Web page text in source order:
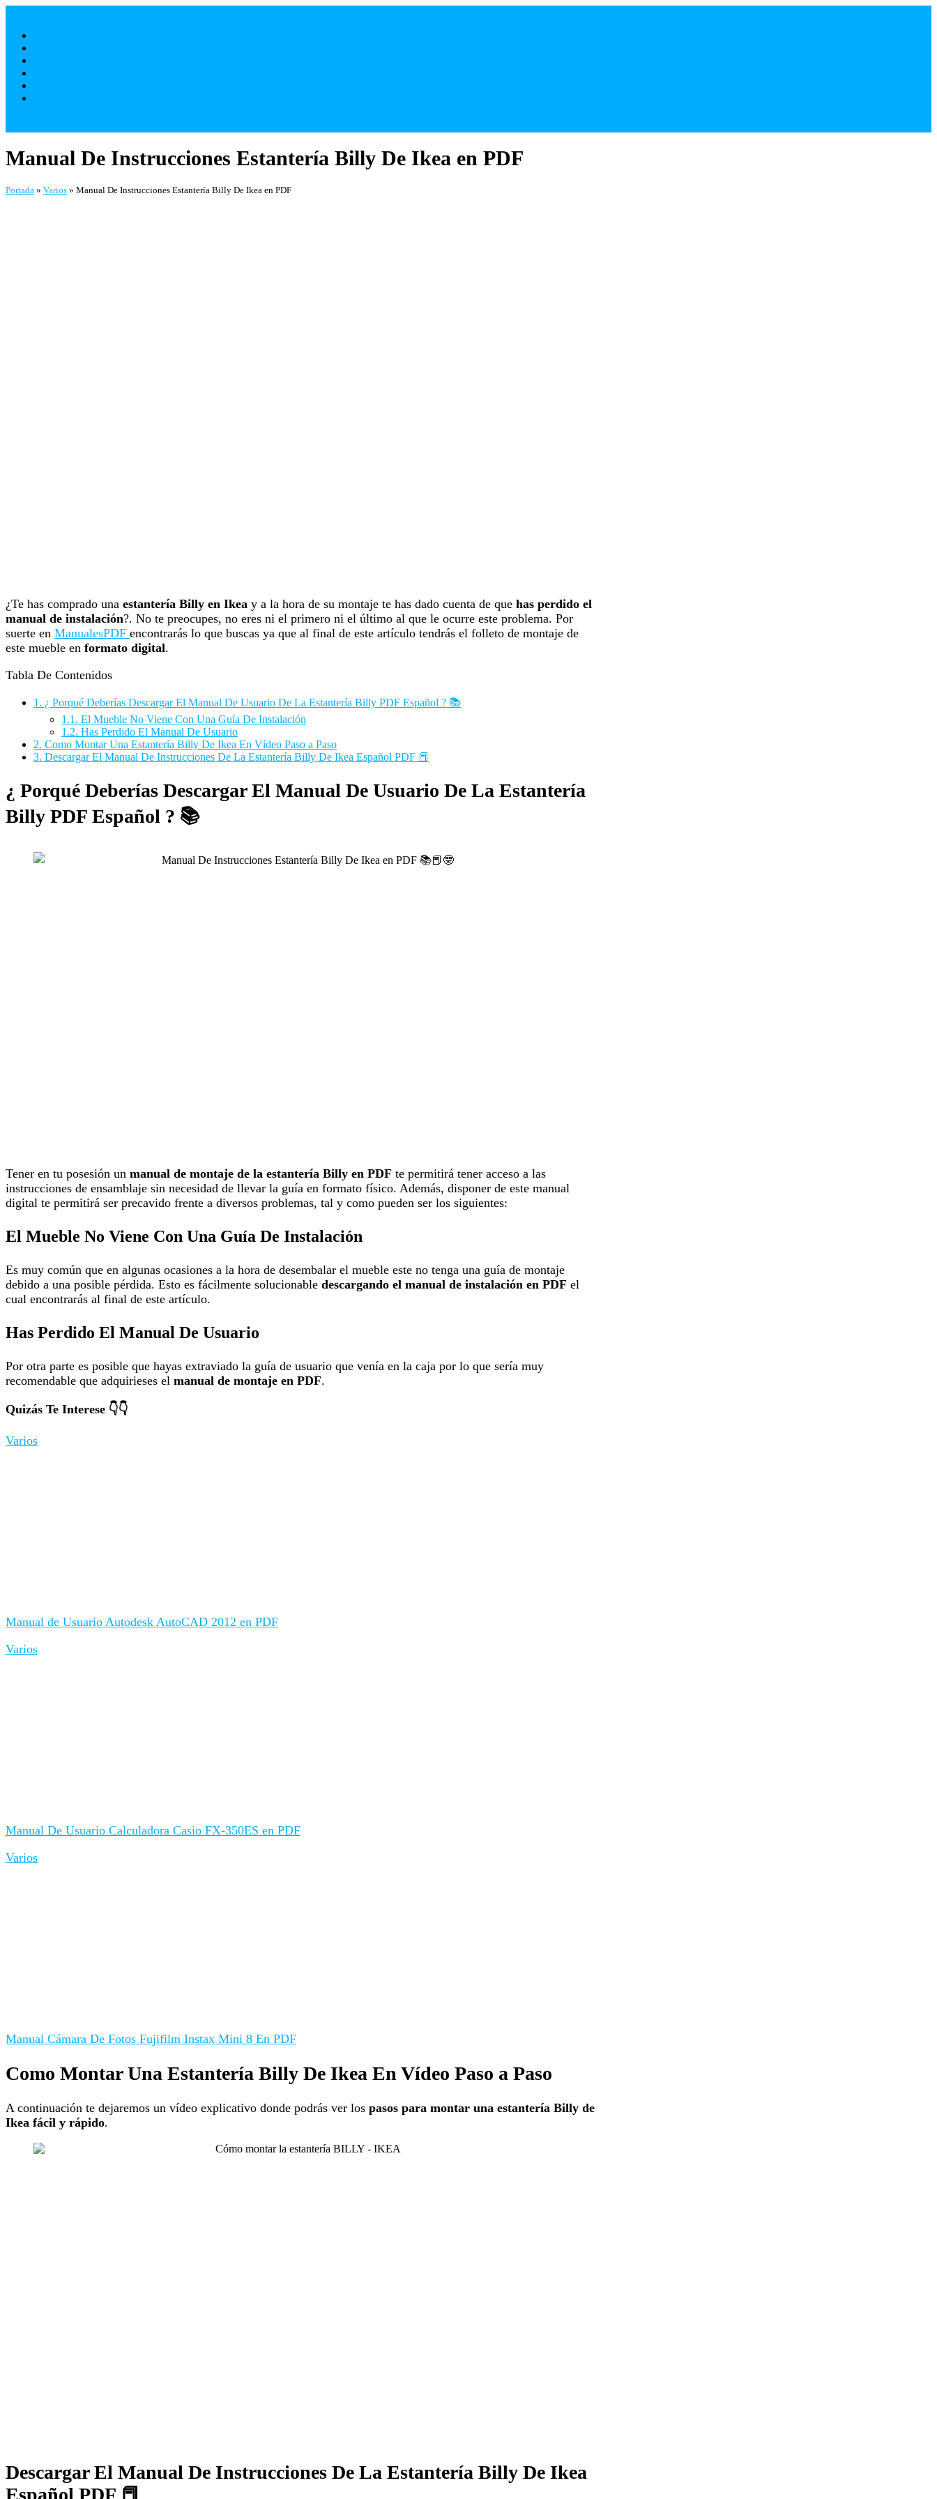
contenido
Manual De Instrucciones Estantería Billy De Ikea en PDF
Portada » Varios » Manual De Instrucciones Estantería Billy De Ikea en PDF
¿Te has comprado una estantería Billy en Ikea y a la hora de su montaje te has dado cuenta de que has perdido el
manual de instalación?. No te preocupes, no eres ni el primero ni el último al que le ocurre este problema. Por
suerte en ManualesPDF encontrarás lo que buscas ya que al final de este artículo tendrás el folleto de montaje de
este mueble en formato digital.
Tabla De Contenidos
1. ¿ Porqué Deberías Descargar El Manual De Usuario De La Estantería Billy PDF Español ? 📚
1.1. El Mueble No Viene Con Una Guía De Instalación
1.2. Has Perdido El Manual De Usuario
2. Como Montar Una Estantería Billy De Ikea En Vídeo Paso a Paso
3. Descargar El Manual De Instrucciones De La Estantería Billy De Ikea Español PDF 📕
¿ Porqué Deberías Descargar El Manual De Usuario De La Estantería
Billy PDF Español ? 📚
Tener en tu posesión un manual de montaje de la estantería Billy en PDF te permitirá tener acceso a las
instrucciones de ensamblaje sin necesidad de llevar la guía en formato físico. Además, disponer de este manual
digital te permitirá ser precavido frente a diversos problemas, tal y como pueden ser los siguientes:
El Mueble No Viene Con Una Guía De Instalación
Es muy común que en algunas ocasiones a la hora de desembalar el mueble este no tenga una guía de montaje
debido a una posible pérdida. Esto es fácilmente solucionable descargando el manual de instalación en PDF el
cual encontrarás al final de este artículo.
Has Perdido El Manual De Usuario
Por otra parte es posible que hayas extraviado la guía de usuario que venía en la caja por lo que sería muy
recomendable que adquirieses el manual de montaje en PDF.
Quizás Te Interese 👇👇
Varios
Manual de Usuario Autodesk AutoCAD 2012 en PDF
Varios
Manual De Usuario Calculadora Casio FX-350ES en PDF
Varios
Manual Cámara De Fotos Fujifilm Instax Mini 8 En PDF
Como Montar Una Estantería Billy De Ikea En Vídeo Paso a Paso
A continuación te dejaremos un vídeo explicativo donde podrás ver los pasos para montar una estantería Billy de
Ikea fácil y rápido.
Descargar El Manual De Instrucciones De La Estantería Billy De Ikea
Español PDF 📕